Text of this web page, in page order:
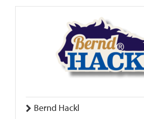
Bernd Hackl